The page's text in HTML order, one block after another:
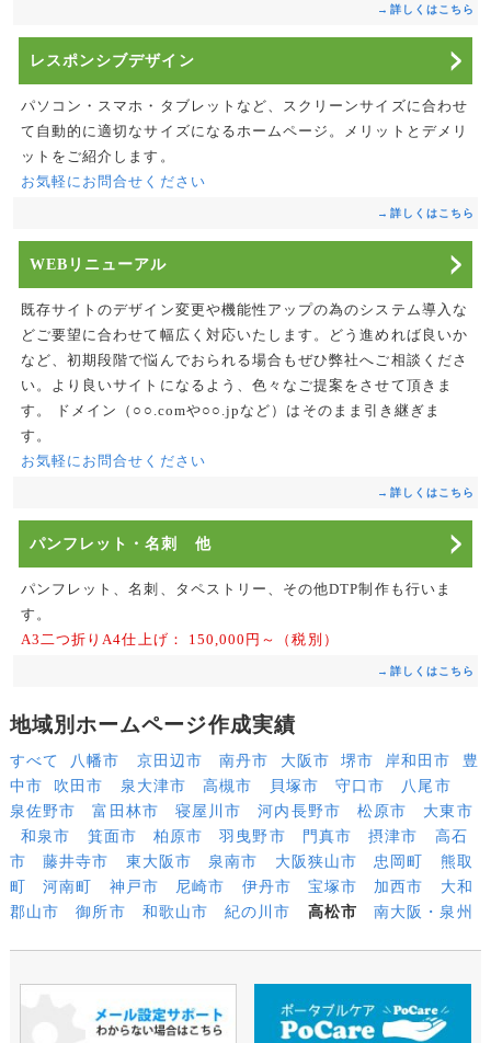
→詳しくはこちら
レスポンシブデザイン
パソコン・スマホ・タブレットなど、スクリーンサイズに合わせ
て自動的に適切なサイズになるホームページ。メリットとデメリ
ットをご紹介します。
お気軽にお問合せください
→詳しくはこちら
WEBリニューアル
既存サイトのデザイン変更や機能性アップの為のシステム導入な
どご要望に合わせて幅広く対応いたします。どう進めれば良いか
など、初期段階で悩んでおられる場合もぜひ弊社へご相談くださ
い。より良いサイトになるよう、色々なご提案をさせて頂きま
す。
ドメイン（○○.comや○○.jpなど）はそのまま引き継ぎま
す。
お気軽にお問合せください
→詳しくはこちら
パンフレット・名刺 他
パンフレット、名刺、タペストリー、その他DTP制作も行いま
す。
A3二つ折りA4仕上げ：
150,000円～（税別）
→詳しくはこちら
地域別ホームページ作成実績
すべて 八幡市 京田辺市 南丹市 大阪市 堺市 岸和田市
豊
中市
吹田市 泉大津市 高槻市 貝塚市 守口市
八尾市
泉佐野市
富田林市 寝屋川市 河内長野市 松原市
大東市
和泉市
箕面市 柏原市 羽曳野市 門真市 摂津市
高石
市
藤井寺市 東大阪市 泉南市 大阪狭山市 忠岡町
熊取
町
河南町 神戸市 尼崎市 伊丹市 宝塚市 加西市
大和
郡山市
御所市 和歌山市 紀の川市 高松市 南大阪・泉州